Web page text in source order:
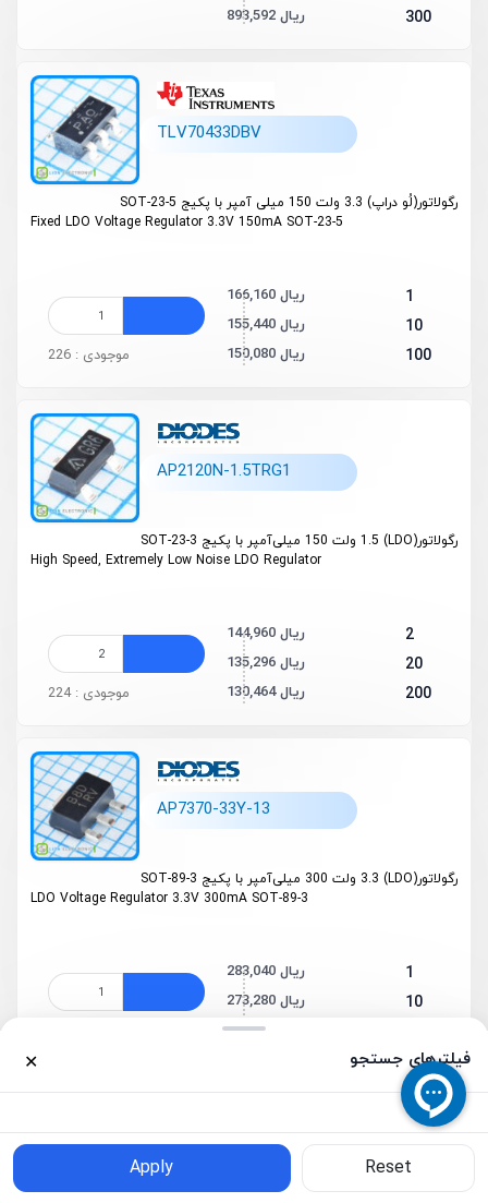
0
0
واردات
فیلترهای جستجو ✕
Reset
Apply
300 893,592 ریال
TLV70433DBV
رگولاتور(لُو دراپ) 3.3 ولت 150 میلی آمپر با پکیج SOT-23-5
Fixed LDO Voltage Regulator 3.3V 150mA SOT-23-5
1 166,160 ریال
10 155,440 ریال
100 150,080 ریال موجودی : 226
AP2120N-1.5TRG1
رگولاتور(LDO) 1.5 ولت 150 میلی‌آمپر با پکیج SOT-23-3
High Speed, Extremely Low Noise LDO Regulator
2 144,960 ریال
20 135,296 ریال
200 130,464 ریال موجودی : 224
AP7370-33Y-13
رگولاتور(LDO) 3.3 ولت 300 میلی‌آمپر با پکیج SOT-89-3
LDO Voltage Regulator 3.3V 300mA SOT-89-3
1 283,040 ریال
10 273,280 ریال
TPS7A0212PDBVR